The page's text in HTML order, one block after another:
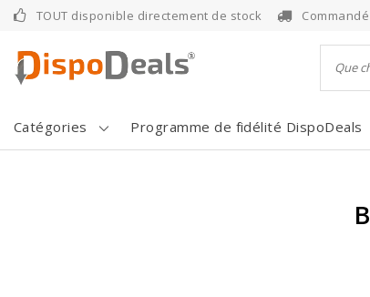
TOUT disponible directement de stock
Catégories Programme de fidélité DispoDeals